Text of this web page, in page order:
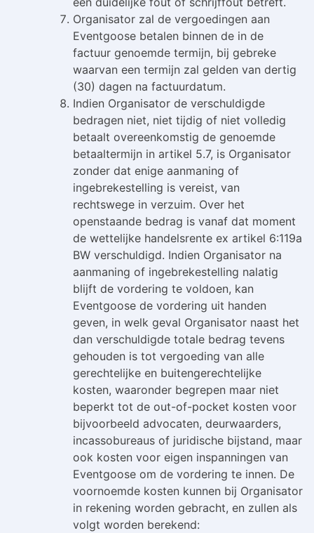
Organisator zal de vergoedingen aan
Eventgoose betalen binnen de in de
factuur genoemde termijn, bij gebreke
waarvan een termijn zal gelden van dertig
(30) dagen na factuurdatum.
Indien Organisator de verschuldigde
bedragen niet, niet tijdig of niet volledig
betaalt overeenkomstig de genoemde
betaaltermijn in artikel 5.7, is Organisator
zonder dat enige aanmaning of
ingebrekestelling is vereist, van
rechtswege in verzuim. Over het
openstaande bedrag is vanaf dat moment
de wettelijke handelsrente ex artikel 6:119a
BW verschuldigd. Indien Organisator na
aanmaning of ingebrekestelling nalatig
blijft de vordering te voldoen, kan
Eventgoose de vordering uit handen
geven, in welk geval Organisator naast het
dan verschuldigde totale bedrag tevens
gehouden is tot vergoeding van alle
gerechtelijke en buitengerechtelijke
kosten, waaronder begrepen maar niet
beperkt tot de out-of-pocket kosten voor
bijvoorbeeld advocaten, deurwaarders,
incassobureaus of juridische bijstand, maar
ook kosten voor eigen inspanningen van
Eventgoose om de vordering te innen. De
voornoemde kosten kunnen bij Organisator
in rekening worden gebracht, en zullen als
volgt worden berekend: